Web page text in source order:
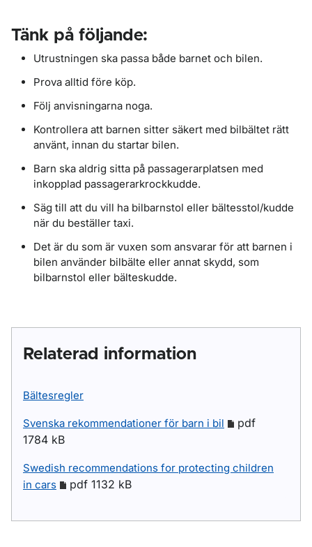
Tänk på följande:
Utrustningen ska passa både barnet och bilen.
Prova alltid före köp.
Följ anvisningarna noga.
Kontrollera att barnen sitter säkert med bilbältet rätt
använt, innan du startar bilen.
Barn ska aldrig sitta på passagerarplatsen med
inkopplad passagerarkrockkudde.
Säg till att du vill ha bilbarnstol eller bältesstol/kudde
när du beställer taxi.
Det är du som är vuxen som ansvarar för att barnen i
bilen använder bilbälte eller annat skydd, som
bilbarnstol eller bälteskudde.
Relaterad information
Bältesregler
Svenska rekommendationer för barn i bil
pdf
1784 kB
Swedish recommendations for protecting children
in cars
pdf 1132 kB